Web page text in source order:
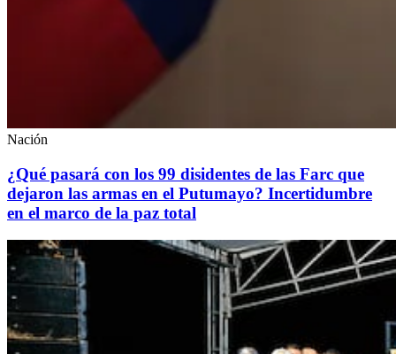
Nación
¿Qué pasará con los 99 disidentes de las Farc que
dejaron las armas en el Putumayo? Incertidumbre
en el marco de la paz total